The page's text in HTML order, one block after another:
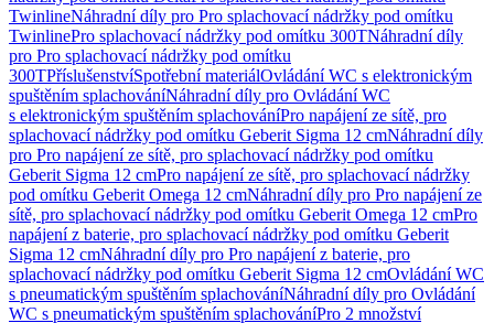
TwinlineNáhradní díly pro Pro splachovací nádržky pod omítku
TwinlinePro splachovací nádržky pod omítku 300TNáhradní díly
pro Pro splachovací nádržky pod omítku
300TPříslušenstvíSpotřební materiálOvládání WC s elektronickým
spuštěním splachováníNáhradní díly pro Ovládání WC
s elektronickým spuštěním splachováníPro napájení ze sítě, pro
splachovací nádržky pod omítku Geberit Sigma 12 cmNáhradní díly
pro Pro napájení ze sítě, pro splachovací nádržky pod omítku
Geberit Sigma 12 cmPro napájení ze sítě, pro splachovací nádržky
pod omítku Geberit Omega 12 cmNáhradní díly pro Pro napájení ze
sítě, pro splachovací nádržky pod omítku Geberit Omega 12 cmPro
napájení z baterie, pro splachovací nádržky pod omítku Geberit
Sigma 12 cmNáhradní díly pro Pro napájení z baterie, pro
splachovací nádržky pod omítku Geberit Sigma 12 cmOvládání WC
s pneumatickým spuštěním splachováníNáhradní díly pro Ovládání
WC s pneumatickým spuštěním splachováníPro 2 množství